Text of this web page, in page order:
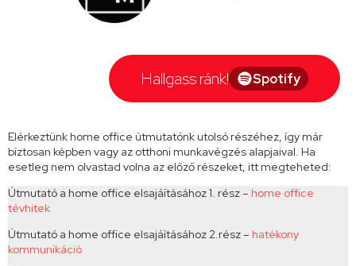
Hallgass ránk! Spotify
Elérkeztünk home office útmutatónk utolsó részéhez, így már
biztosan képben vagy az otthoni munkavégzés alapjaival. Ha
esetleg nem olvastad volna az előző részeket, itt megteheted:
Útmutató a home office elsajáításához 1. rész – home office
tévhitek
Útmutató a home office elsajáításához 2.rész – hatékony
kommunikáció